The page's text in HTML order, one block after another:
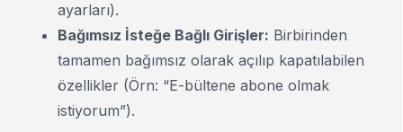
ayarları).
Bağımsız İsteğe Bağlı Girişler: Birbirinden
tamamen bağımsız olarak açılıp kapatılabilen
özellikler (Örn: “E-bültene abone olmak
istiyorum”).